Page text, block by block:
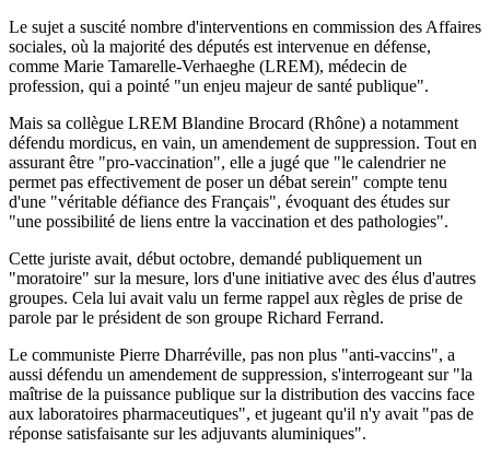
Le sujet a suscité nombre d'interventions en commission des Affaires
sociales, où la majorité des députés est intervenue en défense,
comme Marie Tamarelle-Verhaeghe (LREM), médecin de
profession, qui a pointé "un enjeu majeur de santé publique".
Mais sa collègue LREM Blandine Brocard (Rhône) a notamment
défendu mordicus, en vain, un amendement de suppression. Tout en
assurant être "pro-vaccination", elle a jugé que "le calendrier ne
permet pas effectivement de poser un débat serein" compte tenu
d'une "véritable défiance des Français", évoquant des études sur
"une possibilité de liens entre la vaccination et des pathologies".
Cette juriste avait, début octobre, demandé publiquement un
"moratoire" sur la mesure, lors d'une initiative avec des élus d'autres
groupes. Cela lui avait valu un ferme rappel aux règles de prise de
parole par le président de son groupe Richard Ferrand.
Le communiste Pierre Dharréville, pas non plus "anti-vaccins", a
aussi défendu un amendement de suppression, s'interrogeant sur "la
maîtrise de la puissance publique sur la distribution des vaccins face
aux laboratoires pharmaceutiques", et jugeant qu'il n'y avait "pas de
réponse satisfaisante sur les adjuvants aluminiques".